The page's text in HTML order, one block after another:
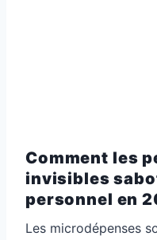
Comment les
invisibles
personnel en
Les microdépenses